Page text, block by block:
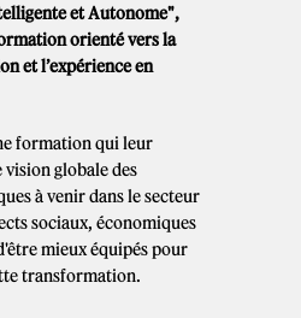
et Autonome",
orienté vers la
et l’expérience en
formation qui leur
globale des
à venir dans le secteur
sociaux, économiques
mieux équipés pour
transformation.